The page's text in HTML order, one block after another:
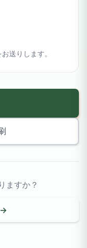
送りします。
ますか？
→